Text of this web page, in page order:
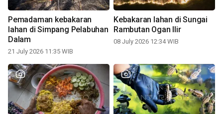
Pemadaman kebakaran
lahan di Simpang Pelabuhan
Dalam
21 July 2026 11:35 WIB
Kebakaran lahan di Sungai
Rambutan Ogan Ilir
08 July 2026 12:34 WIB